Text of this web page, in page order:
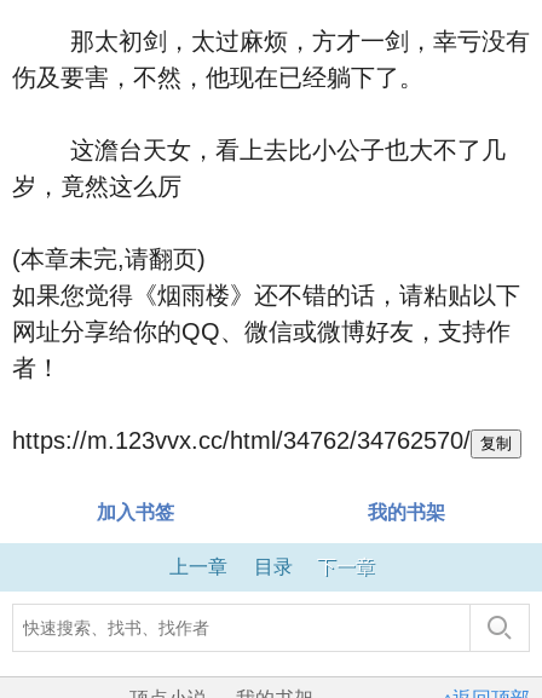
那太初剑，太过麻烦，方才一剑，幸亏没有
伤及要害，不然，他现在已经躺下了。
这澹台天女，看上去比小公子也大不了几
岁，竟然这么厉
(本章未完,请翻页)
如果您觉得《烟雨楼》还不错的话，请粘贴以下
网址分享给你的QQ、微信或微博好友，支持作
者！
https://m.123vvx.cc/html/34762/34762570/ 复制
加入书签 我的书架
上一章 目录 下一章